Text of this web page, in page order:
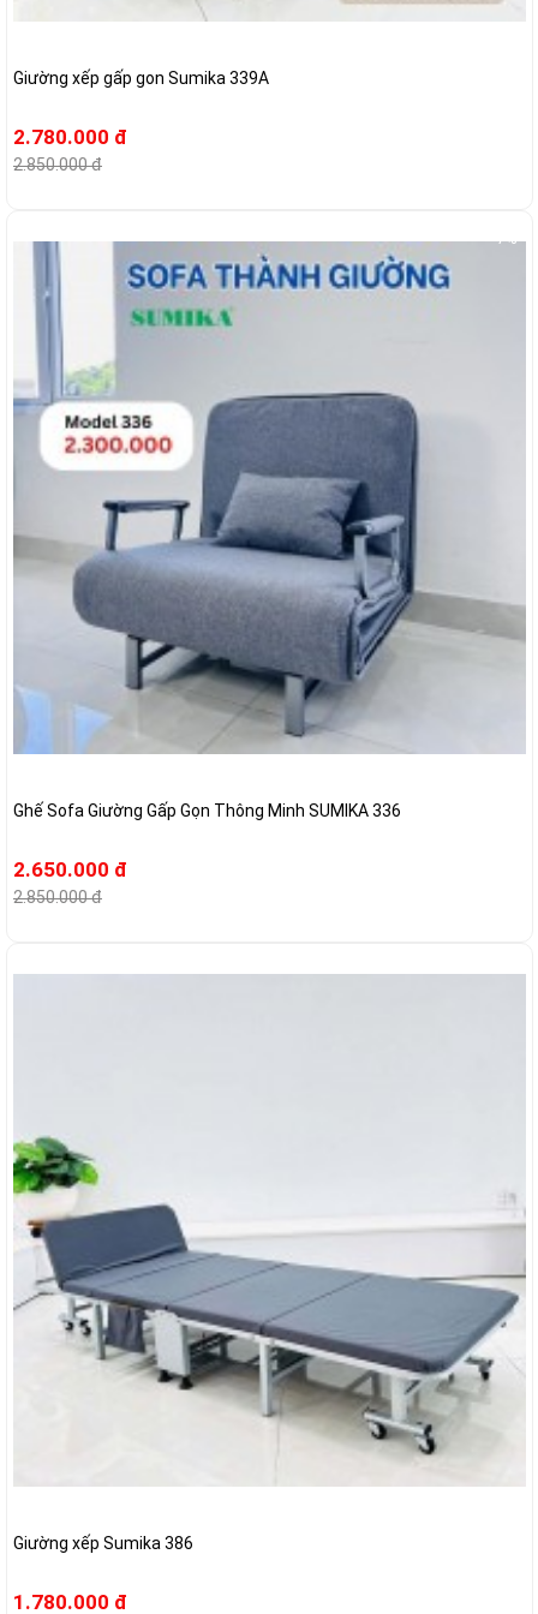
Giường xếp gấp gon Sumika 339A
2.780.000 đ
2.850.000 đ
-7%
Ghế Sofa Giường Gấp Gọn Thông Minh SUMIKA 336
2.650.000 đ
2.850.000 đ
Giường xếp Sumika 386
1.780.000 đ